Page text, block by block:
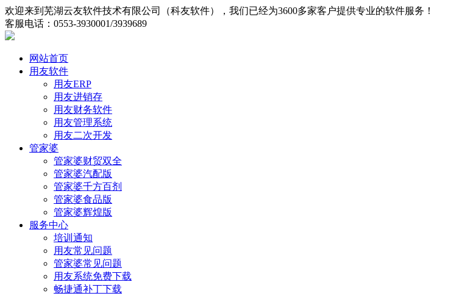
欢迎来到芜湖云友软件技术有限公司（科友软件），我们已经为3600多家客户提供专业的软件服务！
客服电话：0553-3930001/3939689
网站首页
用友软件
用友ERP
用友进销存
用友财务软件
用友管理系统
用友二次开发
管家婆
管家婆财贸双全
管家婆汽配版
管家婆千方百剂
管家婆食品版
管家婆辉煌版
服务中心
培训通知
用友常见问题
管家婆常见问题
用友系统免费下载
畅捷通补丁下载